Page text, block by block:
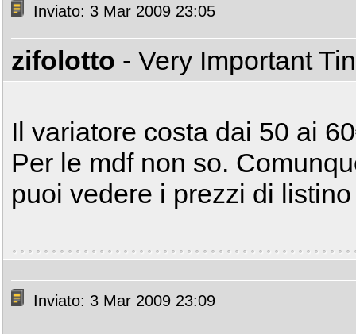
Inviato: 3 Mar 2009 23:05
zifolotto - Very Important
Il variatore costa dai 50 ai
Per le mdf non so.
puoi vedere i prezzi di listino
Inviato: 3 Mar 2009 23:09